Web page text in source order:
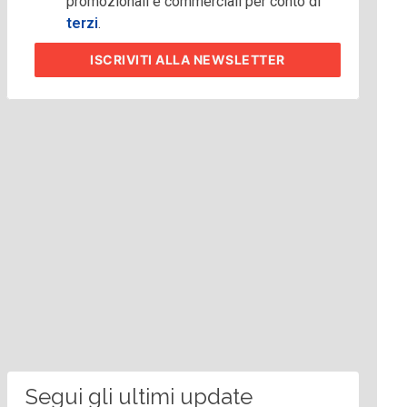
terzi.
ISCRIVITIALLA NEWSLETTER
Segui gli ultimi update